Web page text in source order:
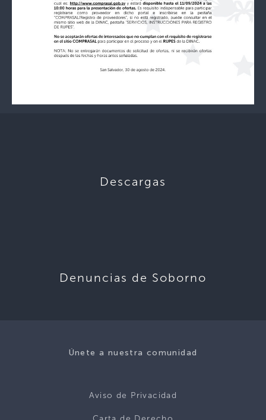
Descargas
Denuncias de Soborno
Únete a nuestra comunidad
Aviso de Privacidad